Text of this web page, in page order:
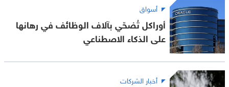
أسواق
أوراكل تُضحّي بآلاف الوظائف في رهانها
على الذكاء الاصطناعي
أخبار الشركات